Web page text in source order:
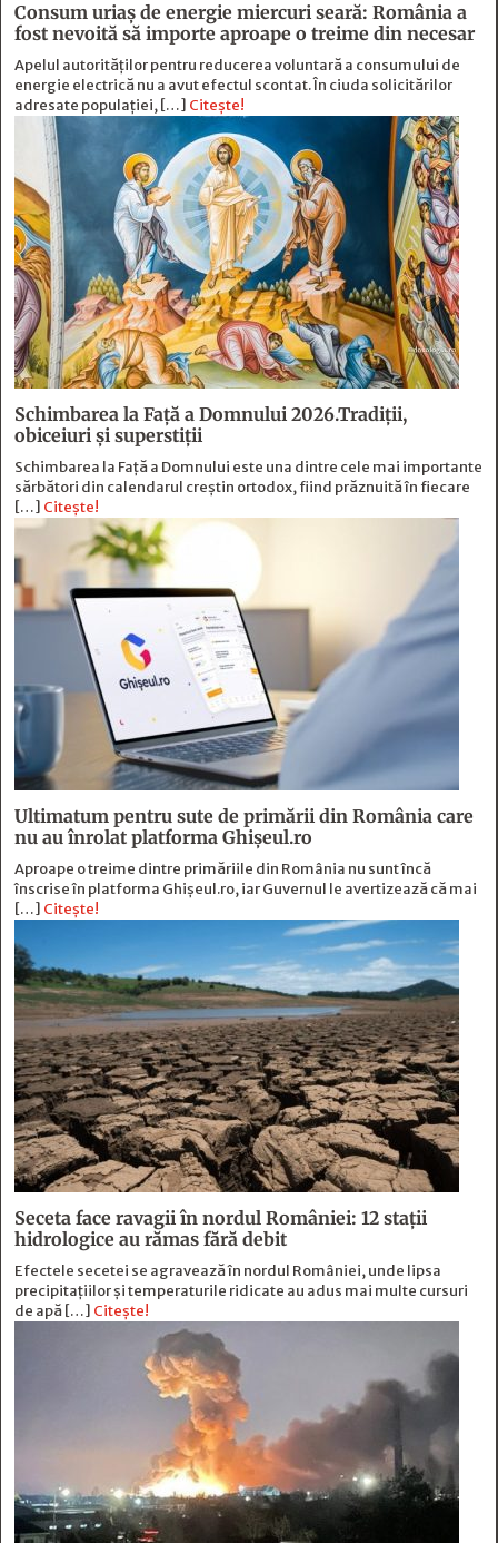
Consum uriaș de energie miercuri seară: România a
fost nevoită să importe aproape o treime din necesar
Apelul autorităților pentru reducerea voluntară a consumului de
energie electrică nu a avut efectul scontat. În ciuda solicitărilor
adresate populației, […] Citește!
Schimbarea la Față a Domnului 2026.Tradiții,
obiceiuri și superstiții
Schimbarea la Față a Domnului este una dintre cele mai importante
sărbători din calendarul creștin ortodox, fiind prăznuită în fiecare
[…] Citește!
Ultimatum pentru sute de primării din România care
nu au înrolat platforma Ghișeul.ro
Aproape o treime dintre primăriile din România nu sunt încă
înscrise în platforma Ghișeul.ro, iar Guvernul le avertizează că mai
[…] Citește!
Seceta face ravagii în nordul României: 12 stații
hidrologice au rămas fără debit
Efectele secetei se agravează în nordul României, unde lipsa
precipitațiilor și temperaturile ridicate au adus mai multe cursuri
de apă […] Citește!